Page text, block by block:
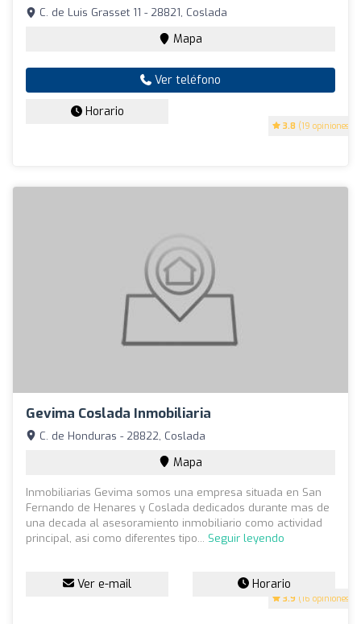
3.8 (19 opiniones)
C. de Luis Grasset 11 - 28821, Coslada
Mapa
Ver teléfono
Horario
Gevima Coslada Inmobiliaria
3.9 (16 opiniones)
C. de Honduras - 28822, Coslada
Mapa
Inmobiliarias Gevima somos una empresa situada en San
Fernando de Henares y Coslada dedicados durante mas de
una decada al asesoramiento inmobiliario como actividad
principal, asi como diferentes tipo... Seguir leyendo
Ver e-mail Horario